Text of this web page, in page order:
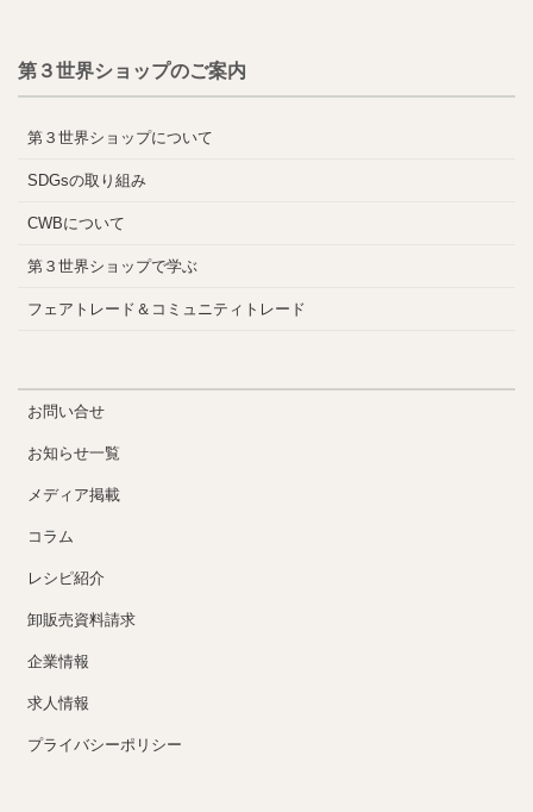
第３世界ショップのご案内
第３世界ショップについて
SDGsの取り組み
CWBについて
第３世界ショップで学ぶ
フェアトレード＆コミュニティトレード
お問い合せ
お知らせ一覧
メディア掲載
コラム
レシピ紹介
卸販売資料請求
企業情報
求人情報
プライバシーポリシー